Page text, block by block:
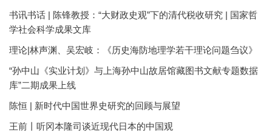
书讯书话 | 陈锋教授：“大财政史观”下的清代税收研究 | 国家哲
学社会科学成果文库
理论|林声渊、吴宏岐：《历史海防地理学若干理论问题刍议》
“孙中山《实业计划》与上海孙中山故居馆藏图书文献专题数据
库”二期成果上线
陈恒 | 新时代中国世界史研究的回顾与展望
王前丨听冈本隆司谈近现代日本的中国观